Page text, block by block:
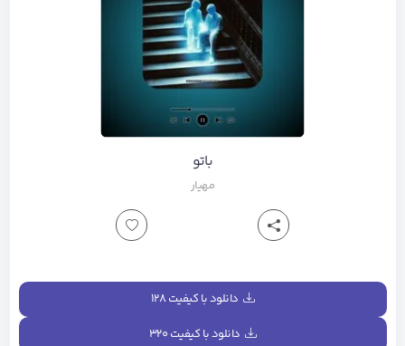
باتو
مهیار
دانلود با کیفیت ۱۲۸
دانلود با کیفیت ۳۲۰